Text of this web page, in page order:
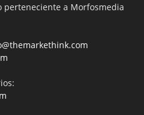
a Morfosmedia